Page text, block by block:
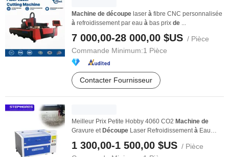
Machine de découpe laser à fibre CNC personnalisée
à refroidissement par eau à bas prix de ...
7 000,00-28 000,00 $US / Pièce
Commande Minimum:1 Pièce
Contacter Fournisseur
Meilleur Prix Petite Hobby 4060 CO2 Machine de
Gravure et Découpe Laser Refroidissementà Eau
1 300,00-1 500,00 $US / Pièce